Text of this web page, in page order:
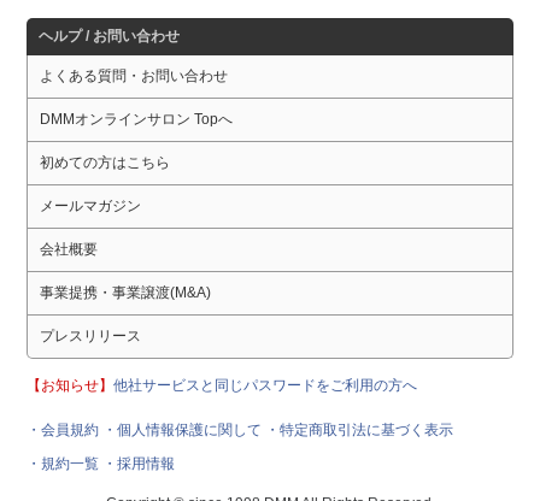
ヘルプ / お問い合わせ
よくある質問・お問い合わせ
DMMオンラインサロン Topへ
初めての方はこちら
メールマガジン
会社概要
事業提携・事業譲渡(M&A)
プレスリリース
【お知らせ】他社サービスと同じパスワードをご利用の方へ
・会員規約 ・個人情報保護に関して
・特定商取引法に基づく表示
・規約一覧 ・採用情報